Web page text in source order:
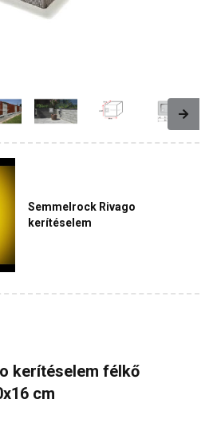
Next
Semmelrock Rivago
kerítéselem
kerítéselem félkő
cm